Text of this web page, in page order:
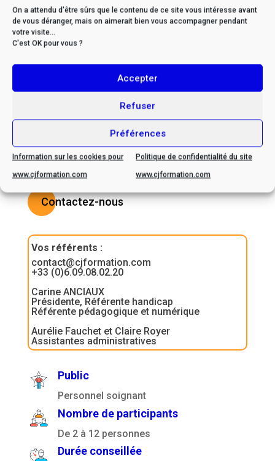
On a attendu d'être sûrs que le contenu de ce site vous intéresse avant
de vous déranger, mais on aimerait bien vous accompagner pendant
votre visite...
C'est OK pour vous ?
Accepter
Refuser
Préférences
Information sur les cookies pour
www.cjformation.com
Politique de confidentialité du site
www.cjformation.com
* Si vous êtes en situation
de handicap, veuillez nous
contacter afin d’envisager
ensemble les possibilités
Contactez-nous
Vos référents :
contact@cjformation.com
+33 (0)6.09.08.02.20
Carine ANCIAUX
Présidente, Référente handicap
Référente pédagogique et numérique
Aurélie Fauchet et Claire Royer
Assistantes administratives
Public
Personnel soignant
Nombre de participants
De 2 à 12 personnes
Durée conseillée